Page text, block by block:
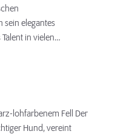
sein elegantes
in vielen
für ihr langes,
Arbeits- und
lohfarbenem Fell Der
Hund, vereint